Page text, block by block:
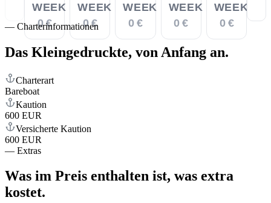
WEEK
0 €
WEEK
0 €
WEEK
0 €
WEEK
0 €
WEEK
0 €
— Charterinformationen
Das Kleingedruckte, von Anfang an.
Charterart
Bareboat
Kaution
600 EUR
Versicherte Kaution
600 EUR
— Extras
Was im Preis enthalten ist, was extra
kostet.